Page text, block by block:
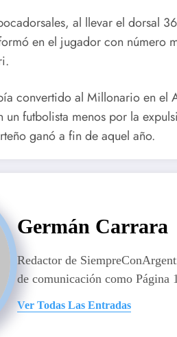
al llevar el dorsal
en el jugador con número
convertido al Millonario en
futbolista menos por la
ganó a fin de aquel año.
Germán Carrara
Redactor de
de comunicación como Página
Ver Todas Las Entradas